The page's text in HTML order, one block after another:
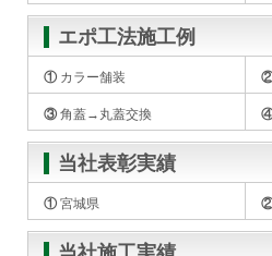
エポ工法施工例
① カラー舗装
③ 角蓋→丸蓋交換
当社表彰実績
① 宮城県